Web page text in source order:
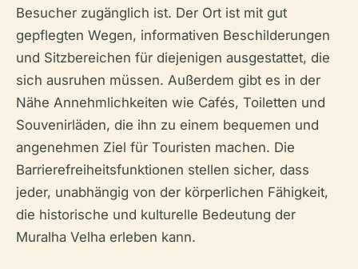
Besucher zugänglich ist. Der Ort ist mit gut
gepflegten Wegen, informativen Beschilderungen
und Sitzbereichen für diejenigen ausgestattet, die
sich ausruhen müssen. Außerdem gibt es in der
Nähe Annehmlichkeiten wie Cafés, Toiletten und
Souvenirläden, die ihn zu einem bequemen und
angenehmen Ziel für Touristen machen. Die
Barrierefreiheitsfunktionen stellen sicher, dass
jeder, unabhängig von der körperlichen Fähigkeit,
die historische und kulturelle Bedeutung der
Muralha Velha erleben kann.